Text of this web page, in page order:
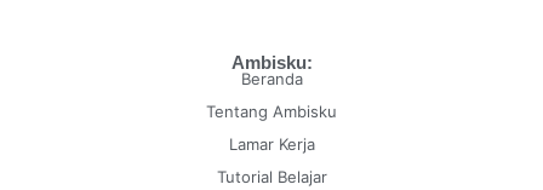
Ambisku:
Beranda
Tentang Ambisku
Lamar Kerja
Tutorial Belajar